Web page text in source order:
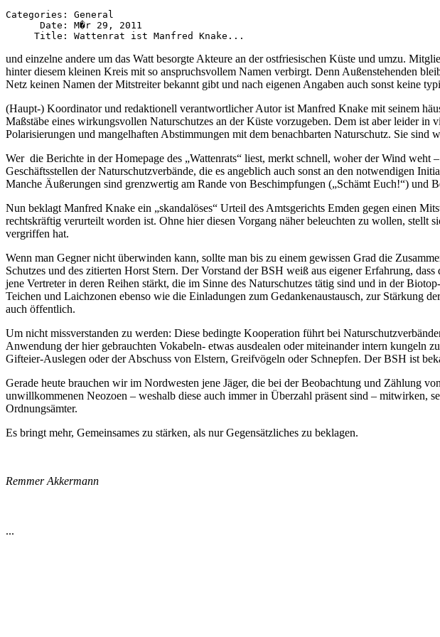
Categories: General
      Date: M�r 29, 2011
und einzelne andere um das Watt besorgte Akteure an der ostfriesischen Küste und umzu.
hinter diesem kleinen Kreis mit so anspruchsvollem Namen verbirgt. Denn Außenstehenden
Netz keinen Namen der Mitstreiter bekannt gibt und nach eigenen Angaben auch sonst keine
(Haupt-) Koordinator und redaktionell verantwortlicher Autor ist Manfred Knake mit seinem
Maßstäbe eines wirkungsvollen Naturschutzes an der Küste vorzugeben. Dem ist aber leider
Polarisierungen und mangelhaften Abstimmungen mit dem benachbarten Naturschutz. Sie
Wer die Berichte in der Homepage des „Wattenrats“ liest, merkt schnell, woher der Wind weht
Geschäftsstellen der Naturschutzverbände, die es angeblich auch sonst an den notwendigen
Manche Äußerungen sind grenzwertig am Rande von Beschimpfungen („Schämt Euch!“) und
Nun beklagt Manfred Knake ein „skandalöses“ Urteil des Amtsgerichts Emden gegen einen
rechtskräftig verurteilt worden ist. Ohne hier diesen Vorgang näher beleuchten zu wollen, stellt
vergriffen hat.
Wenn man Gegner nicht überwinden kann, sollte man bis zu einem gewissen Grad die
Schutzes und des zitierten Horst Stern. Der Vorstand der BSH weiß aus eigener Erfahrung,
jene Vertreter in deren Reihen stärkt, die im Sinne des Naturschutzes tätig sind und in der
Teichen und Laichzonen ebenso wie die Einladungen zum Gedankenaustausch, zur Stärkung
auch öffentlich.
Um nicht missverstanden zu werden: Diese bedingte Kooperation führt bei
Anwendung der hier gebrauchten Vokabeln- etwas ausdealen oder miteinander intern kungeln
Gifteier-Auslegen oder der Abschuss von Elstern, Greifvögeln oder Schnepfen. Der BSH ist
Gerade heute brauchen wir im Nordwesten jene Jäger, die bei der Beobachtung und Zählung
unwillkommenen Neozoen – weshalb diese auch immer in Überzahl präsent sind – mitwirken,
Ordnungsämter.
Es bringt mehr, Gemeinsames zu stärken, als nur Gegensätzliches zu beklagen.
Remmer Akkermann
...